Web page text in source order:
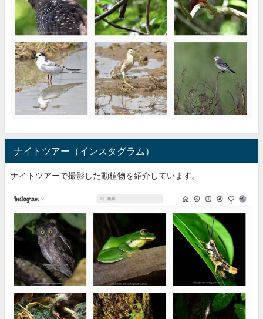
ナイトツアー（インスタグラム）
ナイトツアーで撮影した動植物を紹介しています。